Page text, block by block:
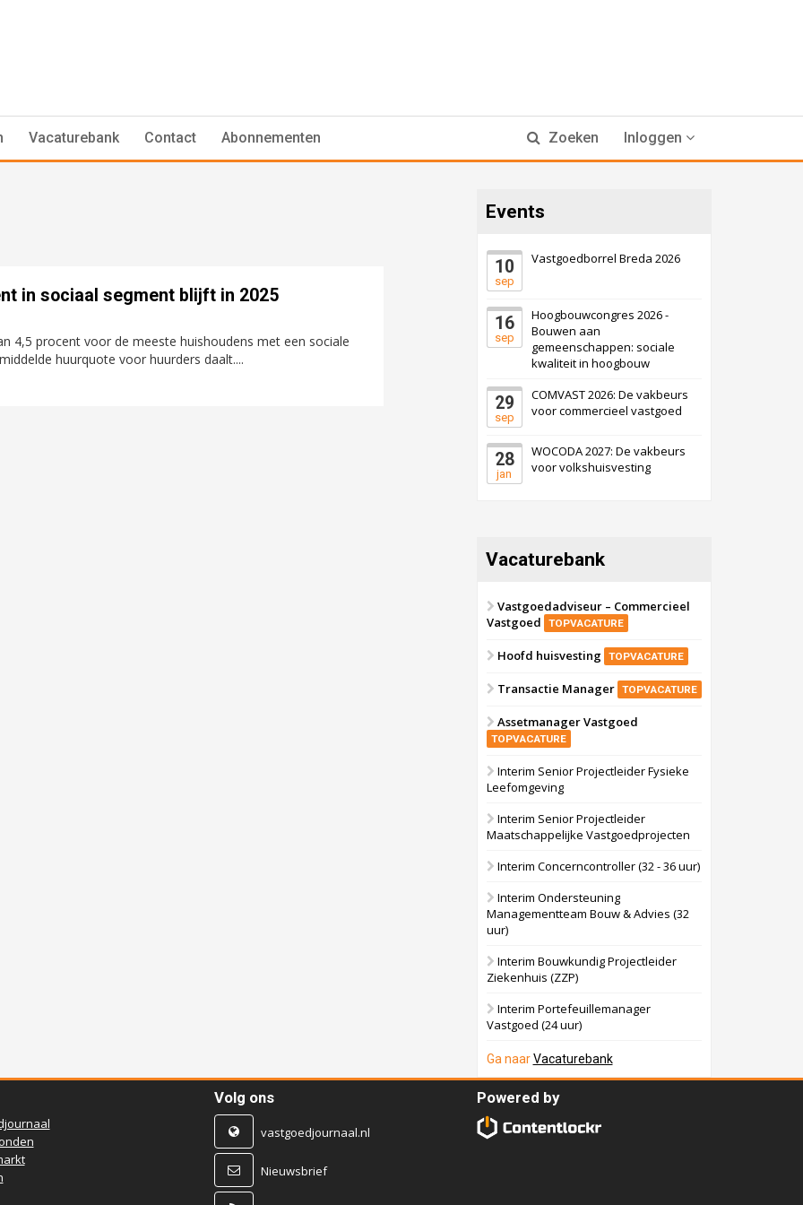
Vacaturebank Contact Abonnementen Zoeken Inloggen
in sociaal segment blijft in 2025
4,5 procent voor de meeste huishoudens met een sociale
huurquote voor huurders daalt....
Events
10
sep
Vastgoedborrel Breda 2026
16
sep
Hoogbouwcongres 2026 -
Bouwen aan
gemeenschappen: sociale
kwaliteit in hoogbouw
29
sep
COMVAST 2026: De vakbeurs
voor commercieel vastgoed
28
jan
WOCODA 2027: De vakbeurs
voor volkshuisvesting
Vacaturebank
Vastgoedadviseur – Commercieel
Vastgoed
TOPVACATURE
Hoofd huisvesting TOPVACATURE
Transactie Manager TOPVACATURE
Assetmanager Vastgoed
TOPVACATURE
Interim Senior Projectleider Fysieke
Leefomgeving
Interim Senior Projectleider
Maatschappelijke Vastgoedprojecten
Interim Concerncontroller (32 - 36 uur)
Interim Ondersteuning
Managementteam Bouw & Advies (32
uur)
Interim Bouwkundig Projectleider
Ziekenhuis (ZZP)
Interim Portefeuillemanager
Vastgoed (24 uur)
Ga naarVacaturebank
Volg ons
vastgoedjournaal.nl
Nieuwsbrief
Powered by